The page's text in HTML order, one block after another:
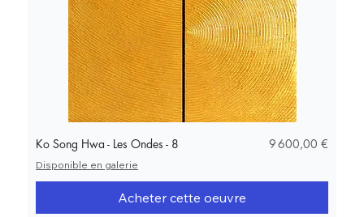
Ko Song Hwa - Les Ondes - 8 Prix
9 600,00 €
Disponible en galerie
Acheter cette oeuvre